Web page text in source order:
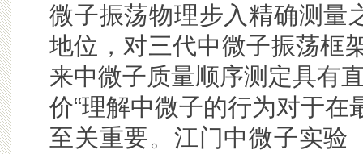
微子振荡物理步入精确测量
地位，对三代中微子振荡框
来中微子质量顺序测定具有
价“理解中微子的行为对于
至关重要。江门中微子实验